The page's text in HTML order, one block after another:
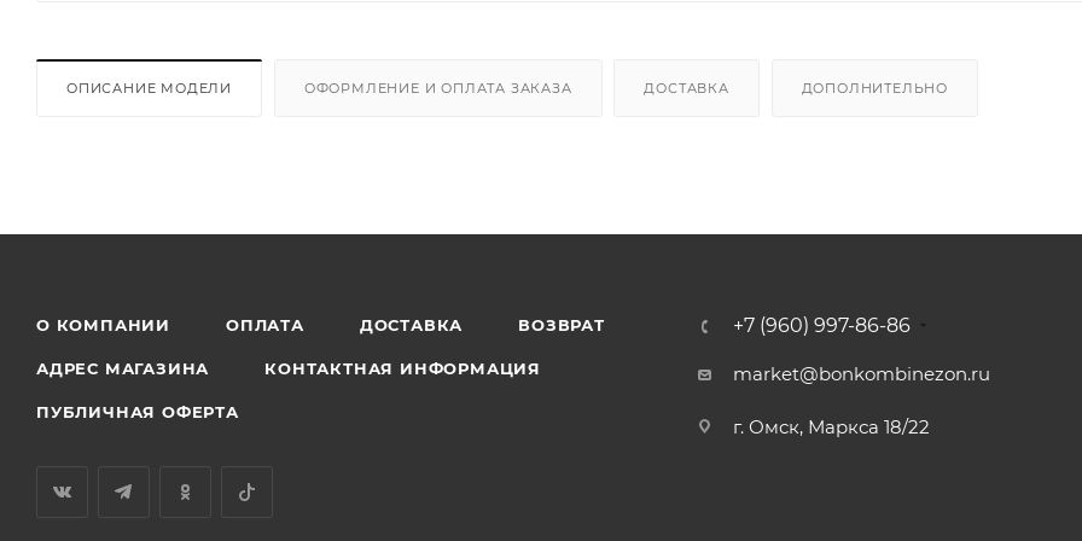
ОПИСАНИЕ МОДЕЛИ ОФОРМЛЕНИЕ И ОПЛАТА ЗАКАЗА ДОСТАВКА ДОПОЛНИТЕЛЬНО
О КОМПАНИИ ОПЛАТА ДОСТАВКА ВОЗВРАТ
АДРЕС МАГАЗИНА КОНТАКТНАЯ ИНФОРМАЦИЯ
ПУБЛИЧНАЯ ОФЕРТА
+7 (960) 997-86-86
market@bonkombinezon.ru
г. Омск, Маркса 18/22